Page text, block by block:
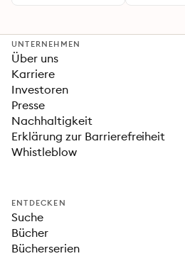
UNTERNEHMEN
Über uns
Karriere
Investoren
Presse
Nachhaltigkeit
Erklärung zur Barrierefreiheit
Whistleblow
ENTDECKEN
Suche
Bücher
Bücherserien